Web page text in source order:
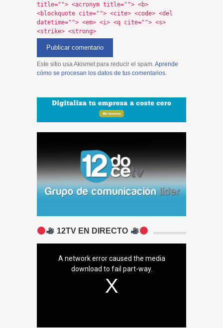
title=""> <acronym title=""> <b>
<blockquote cite=""> <cite> <code> <del
datetime=""> <em> <i> <q cite=""> <s>
<strike> <strong>
Este sitio usa Akismet para reducir el spam.Aprende
cómo se procesan los datos de tus comentarios.
12TV EN DIRECTO
A network error caused the media
download to fail part-way.